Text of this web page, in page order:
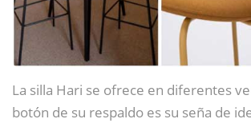
La silla Hari se ofrece en diferentes
botón de su respaldo es su seña de